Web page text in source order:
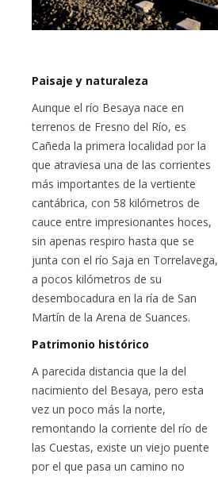
Paisaje y naturaleza
Aunque el río Besaya nace en
terrenos de Fresno del Río, es
Cañeda la primera localidad por la
que atraviesa una de las corrientes
más importantes de la vertiente
cantábrica, con 58 kilómetros de
cauce entre impresionantes hoces,
sin apenas respiro hasta que se
junta con el río Saja en Torrelavega,
a pocos kilómetros de su
desembocadura en la ría de San
Martín de la Arena de Suances.
Patrimonio histórico
A parecida distancia que la del
nacimiento del Besaya, pero esta
vez un poco más la norte,
remontando la corriente del río de
las Cuestas, existe un viejo puente
por el que pasa un camino no